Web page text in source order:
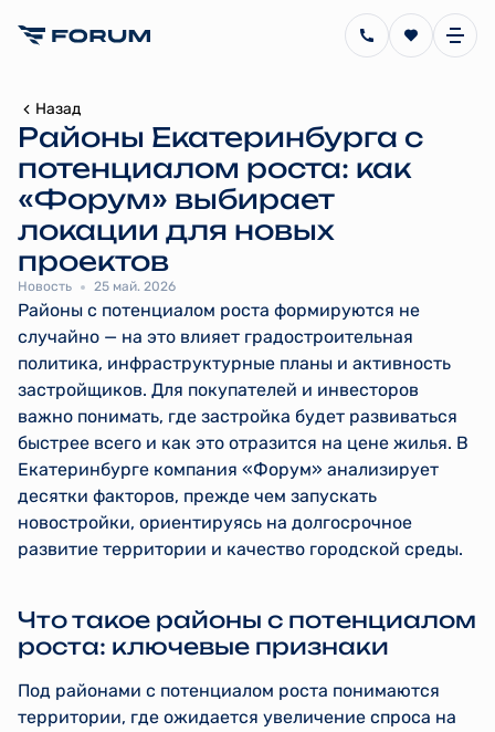
Назад
Районы Екатеринбурга с
потенциалом роста: как
«Форум» выбирает
локации для новых
проектов
Новость 25 май. 2026
Районы с потенциалом роста формируются не
случайно — на это влияет градостроительная
политика, инфраструктурные планы и активность
застройщиков. Для покупателей и инвесторов
важно понимать, где застройка будет развиваться
быстрее всего и как это отразится на цене жилья. В
Екатеринбурге компания «Форум» анализирует
десятки факторов, прежде чем запускать
новостройки, ориентируясь на долгосрочное
развитие территории и качество городской среды.
Что такое районы с потенциалом
роста: ключевые признаки
Под районами с потенциалом роста понимаются
территории, где ожидается увеличение спроса на